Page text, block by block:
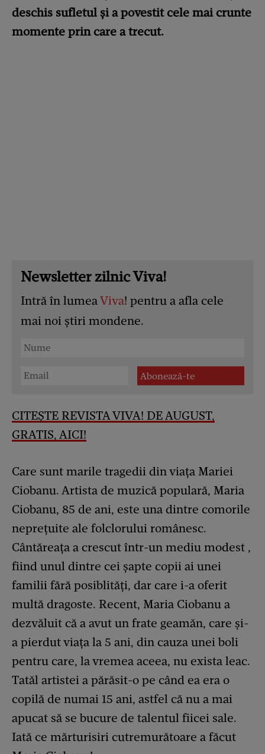
deschis sufletul și a povestit cele mai crunte
momente prin care a trecut.
Newsletter zilnic Viva!
Intră în lumeaViva! pentru a afla cele
mai noi știri mondene.
CITEȘTE REVISTA VIVA! DE AUGUST,
GRATIS, AICI!
Care sunt marile tragedii din viața Mariei
Ciobanu. Artista de muzică populară, Maria
Ciobanu, 85 de ani, este una dintre comorile
neprețuite ale folclorului românesc.
Cântăreața a crescut într-un mediu modest ,
fiind unul dintre cei șapte copii ai unei
familii fără posiblități, dar care i-a oferit
multă dragoste. Recent, Maria Ciobanu a
dezvăluit că a avut un frate geamăn, care și-
a pierdut viața la 5 ani, din cauza unei boli
pentru care, la vremea aceea, nu exista leac.
Tatăl artistei a părăsit-o pe când ea era o
copilă de numai 15 ani, astfel că nu a mai
apucat să se bucure de talentul fiicei sale.
Iată ce mărturisiri cutremurătoare a făcut